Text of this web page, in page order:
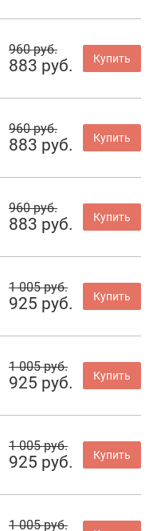
960 руб.
883 руб. Купить
960 руб.
883 руб. Купить
960 руб.
883 руб. Купить
1 005 руб.
925 руб. Купить
1 005 руб.
925 руб. Купить
1 005 руб.
925 руб. Купить
1 005 руб.